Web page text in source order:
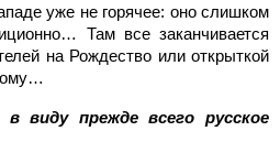
уже не горячее: оно слишком
Там все заканчивается
на Рождество или открыткой
виду прежде всего русское